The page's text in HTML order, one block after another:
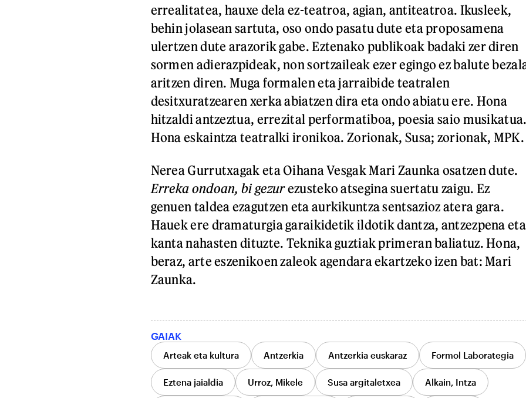
errealitatea, hauxe dela ez-teatroa, agian, antiteatroa. Ikusleek,
behin jolasean sartuta, oso ondo pasatu dute eta proposamena
ulertzen dute arazorik gabe. Eztenako publikoak badaki zer diren
sormen adierazpideak, non sortzaileak ezer egingo ez balute
aritzen diren. Muga formalen eta jarraibide teatralen
desitxuratzearen xerka abiatzen dira eta ondo abiatu ere. Hona
hitzaldi antzeztua, errezital performatiboa, poesia saio
Hona eskaintza teatralki ironikoa. Zorionak, Susa; zorionak, MPK.
Nerea Gurrutxagak eta Oihana Vesgak Mari Zaunka osatzen dute.
Erreka ondoan, bi gezurezusteko atsegina suertatu zaigu. Ez
genuen taldea ezagutzen eta aurkikuntza sentsazioz atera gara.
Hauek ere dramaturgia garaikidetik ildotik dantza, antzezpena eta
kanta nahasten dituzte. Teknika guztiak primeran baliatuz. Hona,
beraz, arte eszenikoen zaleok agendara ekartzeko izen bat: Mari
Zaunka.
GAIAK
Arteak eta kultura Antzerkia Antzerkia euskaraz Formol Laborategia
Eztena jaialdia Urroz, Mikele Susa argitaletxea Alkain, Intza